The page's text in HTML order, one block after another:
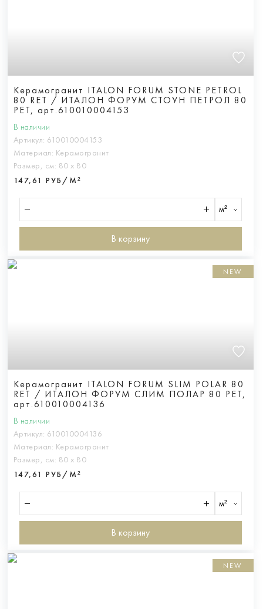
Керамогранит ITALON FORUM STONE PETROL
80 RET / ИТАЛОН ФОРУМ СТОУН ПЕТРОЛ 80
РЕТ, арт.610010004153
В наличии
Артикул: 610010004153
Материал: Керамогранит
Размер, см: 80 х 80
147,61 РУБ/М²
м²
В корзину
NEW
Керамогранит ITALON FORUM SLIM POLAR 80
RET / ИТАЛОН ФОРУМ СЛИМ ПОЛАР 80 РЕТ,
арт.610010004136
В наличии
Артикул: 610010004136
Материал: Керамогранит
Размер, см: 80 х 80
147,61 РУБ/М²
м²
В корзину
NEW